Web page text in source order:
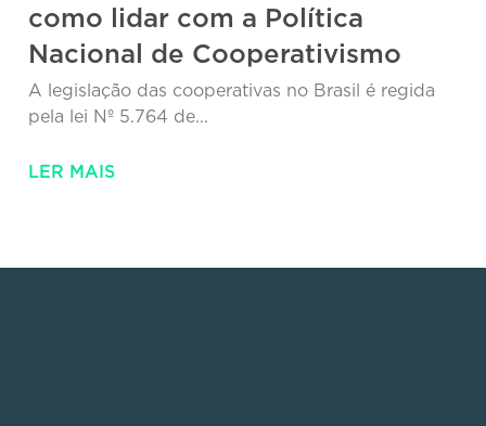
como lidar com a Política
Nacional de Cooperativismo
A legislação das cooperativas no Brasil é regida
pela lei Nº 5.764 de...
LER MAIS